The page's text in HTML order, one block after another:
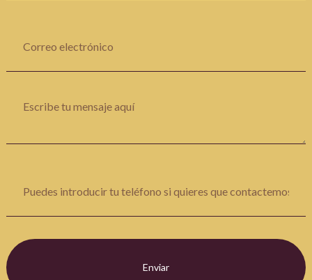
Enviar